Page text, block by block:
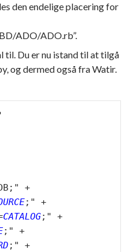
den endelige placering for
ADO/ADO.rb”.
til. Du er nu istand til at tilgå
og dermed også fra Watir.
;" +
CATALOG;" +
;" +
;" +